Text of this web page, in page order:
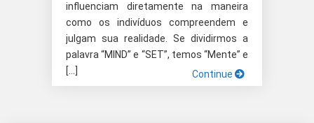
influenciam diretamente na maneira
como os indivíduos compreendem e
julgam sua realidade. Se dividirmos a
palavra “MIND” e “SET”, temos “Mente” e
[…]
Continue